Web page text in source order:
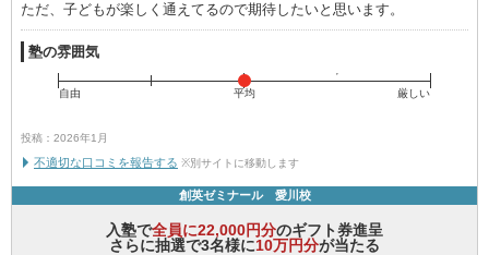
ただ、子どもが楽しく通えてるので期待したいと思います。
塾の雰囲気
自由 平均 厳しい
投稿：2026年1月
不適切な口コミを報告する ※別サイトに移動します
創英ゼミナール 愛川校
入塾で全員に22,000円分のギフト券進呈
さらに抽選で3名様に10万円分が当たる